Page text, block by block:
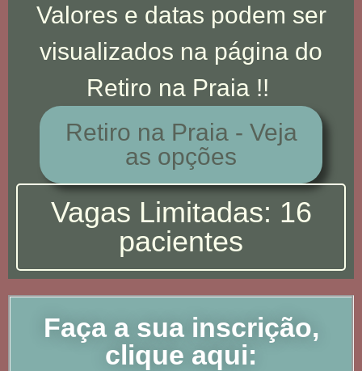
Valores e datas podem ser
visualizados na página do
Retiro na Praia !!
Retiro na Praia - Veja
as opções
Vagas Limitadas: 16
pacientes
Faça a sua inscrição,
clique aqui: